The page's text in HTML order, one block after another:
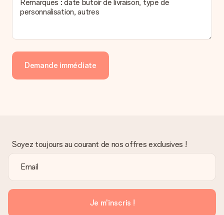
Remarques : date butoir de livraison, type de
personnalisation, autres
Demande immédiate
Soyez toujours au courant de nos offres exclusives !
Je m'inscris !